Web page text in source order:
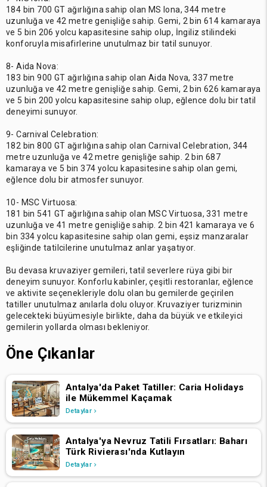
184 bin 700 GT ağırlığına sahip olan MS Iona, 344 metre
uzunluğa ve 42 metre genişliğe sahip. Gemi, 2 bin 614 kamaraya
ve 5 bin 206 yolcu kapasitesine sahip olup, İngiliz stilindeki
konforuyla misafirlerine unutulmaz bir tatil sunuyor.
8- Aida Nova:
183 bin 900 GT ağırlığına sahip olan Aida Nova, 337 metre
uzunluğa ve 42 metre genişliğe sahip. Gemi, 2 bin 626 kamaraya
ve 5 bin 200 yolcu kapasitesine sahip olup, eğlence dolu bir tatil
deneyimi sunuyor.
9- Carnival Celebration:
182 bin 800 GT ağırlığına sahip olan Carnival Celebration, 344
metre uzunluğa ve 42 metre genişliğe sahip. 2 bin 687
kamaraya ve 5 bin 374 yolcu kapasitesine sahip olan gemi,
eğlence dolu bir atmosfer sunuyor.
10- MSC Virtuosa:
181 bin 541 GT ağırlığına sahip olan MSC Virtuosa, 331 metre
uzunluğa ve 41 metre genişliğe sahip. 2 bin 421 kamaraya ve 6
bin 334 yolcu kapasitesine sahip olan gemi, eşsiz manzaralar
eşliğinde tatilcilerine unutulmaz anlar yaşatıyor.
Bu devasa kruvaziyer gemileri, tatil severlere rüya gibi bir
deneyim sunuyor. Konforlu kabinler, çeşitli restoranlar, eğlence
ve aktivite seçenekleriyle dolu olan bu gemilerde geçirilen
tatiller unutulmaz anılarla dolu oluyor. Kruvaziyer turizminin
gelecekteki büyümesiyle birlikte, daha da büyük ve etkileyici
gemilerin yollarda olması bekleniyor.
Öne Çıkanlar
Antalya'da Paket Tatiller: Caria Holidays
ile Mükemmel Kaçamak
Detaylar
Antalya'ya Nevruz Tatili Fırsatları: Baharı
Türk Rivierası'nda Kutlayın
Detaylar